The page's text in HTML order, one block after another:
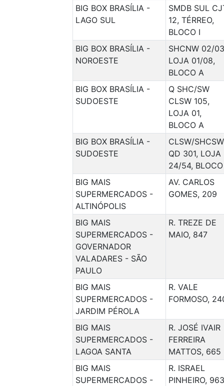
BIG BOX BRASÍLIA -
LAGO SUL
SMDB SUL
12, TÉRREO,
BLOCO I
BIG BOX BRASÍLIA -
NOROESTE
SHCNW 02/
LOJA 01/08,
BLOCO A
BIG BOX BRASÍLIA -
SUDOESTE
Q SHC/SW
CLSW 105,
LOJA 01,
BLOCO A
BIG BOX BRASÍLIA -
SUDOESTE
CLSW/SHCSW
QD 301, LOJA
24/54,
BIG MAIS
SUPERMERCADOS -
ALTINÓPOLIS
AV. CARLOS
GOMES, 209
BIG MAIS
SUPERMERCADOS -
GOVERNADOR
VALADARES - SÃO
PAULO
R. TREZE DE
MAIO, 847
BIG MAIS
SUPERMERCADOS -
JARDIM PÉROLA
R. VALE
FORMOSO,
BIG MAIS
SUPERMERCADOS -
LAGOA SANTA
R. JOSÉ IVAIR
FERREIRA
MATTOS, 665
BIG MAIS
SUPERMERCADOS -
R. ISRAEL
PINHEIRO, 963